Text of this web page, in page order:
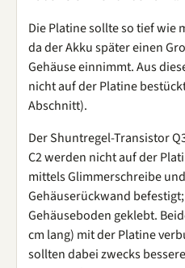
Die Platine sollte so tief wie
da der Akku später einen
Gehäuse einnimmt. Aus
nicht auf der Platine
Abschnitt).
Der Shuntregel-Transistor
C2 werden nicht auf der
mittels Glimmerschreibe
Gehäuserückwand
Gehäuseboden geklebt.
cm lang) mit der Platine
sollten dabei zwecks